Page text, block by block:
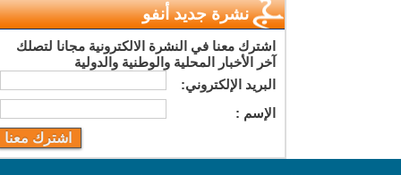
نشرة جديد أنفو
اشترك معنا في النشرة الالكترونية مجانا لتصلك
آخر الأخبار المحلية والوطنية والدولية
البريد اﻹلكتروني:
اﻹسم :